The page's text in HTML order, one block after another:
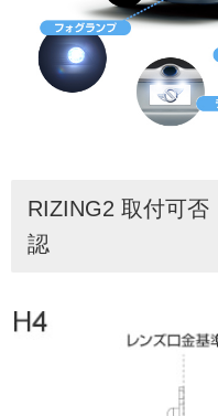
RIZING2 取付可否
認